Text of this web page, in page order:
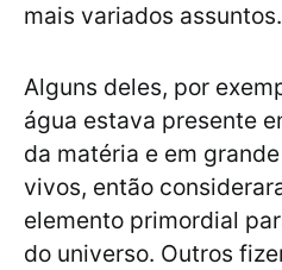
mais variados assuntos.
Alguns deles, por
água estava presente
da matéria e em
vivos, então
elemento primordial
do universo. Outros